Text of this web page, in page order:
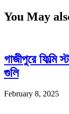
You May
গাজীপুরে ফিল্মি
গুলি
February 8, 2025